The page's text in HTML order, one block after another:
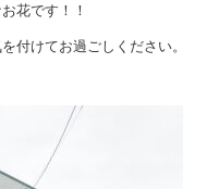
花です！！
付けてお過ごしください。